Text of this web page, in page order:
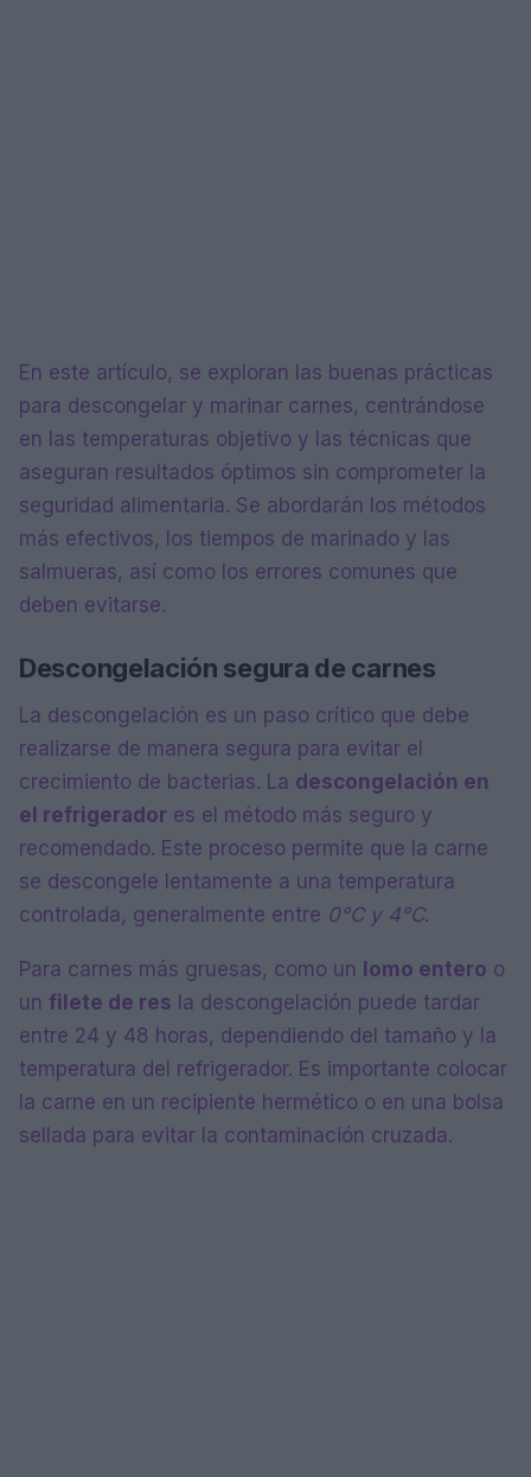
En este artículo, se exploran las buenas prácticas
para descongelar y marinar carnes, centrándose
en las temperaturas objetivo y las técnicas que
aseguran resultados óptimos sin comprometer la
seguridad alimentaria. Se abordarán los métodos
más efectivos, los tiempos de marinado y las
salmueras, así como los errores comunes que
deben evitarse.
Descongelación segura de carnes
La descongelación es un paso crítico que debe
realizarse de manera segura para evitar el
crecimiento de bacterias. La descongelación en
el refrigerador es el método más seguro y
recomendado. Este proceso permite que la carne
se descongele lentamente a una temperatura
controlada, generalmente entre 0°C y 4°C.
Para carnes más gruesas, como un lomo entero o
un filete de res la descongelación puede tardar
entre 24 y 48 horas, dependiendo del tamaño y la
temperatura del refrigerador. Es importante colocar
la carne en un recipiente hermético o en una bolsa
sellada para evitar la contaminación cruzada.